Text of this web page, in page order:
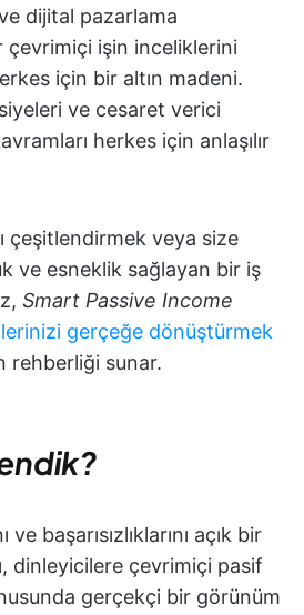
dijital pazarlama
çevrimiçi işin inceliklerini
için bir altın madeni.
ve cesaret verici
herkes için anlaşılır
çeşitlendirmek veya size
ve esneklik sağlayan bir iş
Smart Passive Income
gerçeğe dönüştürmek
rehberliği sunar.
ve başarısızlıklarını açık bir
dinleyicilere çevrimiçi pasif
gerçekçi bir görünüm